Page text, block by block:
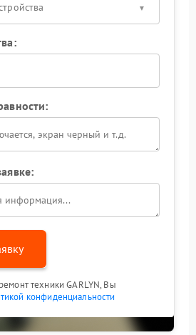
техники GARLYN, Вы
конфиденциальности